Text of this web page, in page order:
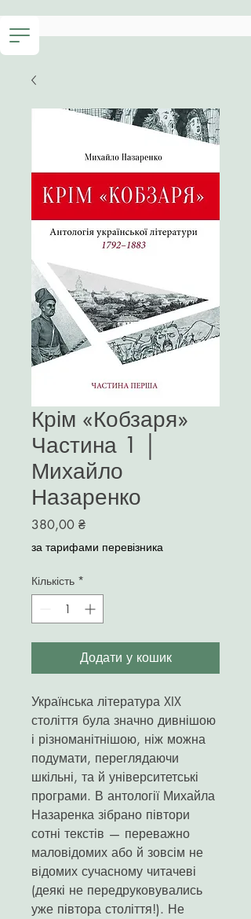
Крім «Кобзаря»
Частина 1 │
Михайло
Назаренко
380,00 ₴Ціна
за тарифами перевізника
Кількість *
Додати у кошик
Українська література XIX
століття була значно дивнішою
і різноманітнішою, ніж можна
подумати, переглядаючи
шкільні, та й університетські
програми. В антології Михайла
Назаренка зібрано півтори
сотні текстів — переважно
маловідомих або й зовсім не
відомих сучасному читачеві
(деякі не передруковувались
уже півтора століття!). Не